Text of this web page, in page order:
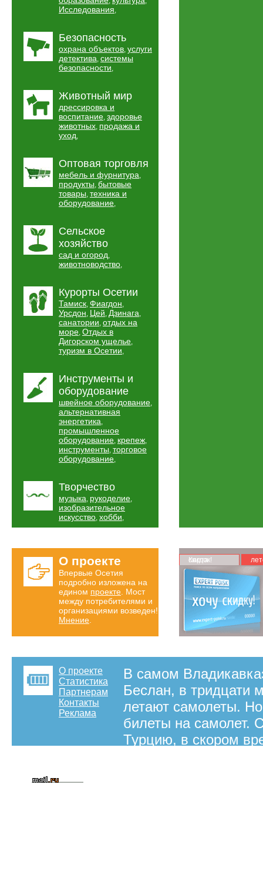
Исследования,
Безопасность
охрана объектов, услуги
детектива, системы
безопасности,
Животный мир
дрессировка и
воспитание, здоровье
животных, продажа и
уход,
Оптовая торговля
мебель и фурнитура,
продукты, бытовые
товары, техника и
оборудование,
Сельское
хозяйство
сад и огород,
животноводство,
Курорты Осетии
Тамиск, Фиагдон,
Урсдон, Цей, Дзинага,
санатории, отдых на
море, Отдых в
Дигорском ущелье,
туризм в Осетии,
Инструменты и
оборудование
швейное оборудование,
альтернативная
энергетика,
промышленное
оборудование, крепеж,
инструменты, торговое
оборудование,
Творчество
музыка, рукоделие,
изобразительное
искусство, хобби,
О проекте
Впервые Осетия
подробно изложена на
едином проекте . Мост
между потребителями и
организациями возведен!
Мнение
Карта скидок!
О проекте
Статистика
Партнерам
Контакты
Реклама
В самом
Беслан, в тридцати
летают самолеты.
билеты на самолет.
Турцию, в скором